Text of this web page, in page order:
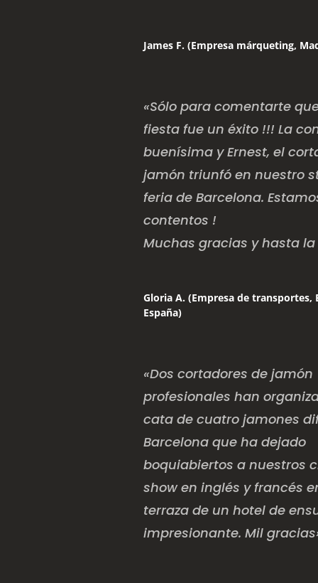
James F. (Empresa márqueting,
«Sólo para comentarte
fiesta fue un éxito !!! La
buenísima y Ernest, el
jamón triunfó en nuestro
feria de Barcelona.
contentos !
Muchas gracias y hasta
Gloria A. (Empresa de transportes,
España)
«Dos cortadores de jamón
profesionales han
cata de cuatro jamones
Barcelona que ha dejado
boquiabiertos a nuestros
show en inglés y francés
terraza de un hotel de
impresionante. Mil